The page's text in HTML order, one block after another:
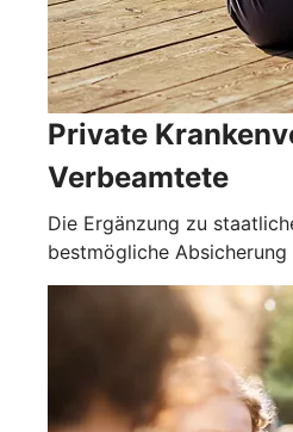
Private
Verbeamtete
Die Ergänzung zu
bestmögliche